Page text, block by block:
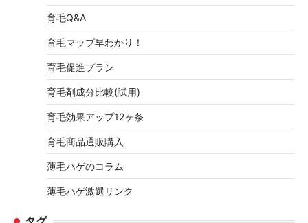
育毛Q&A
育毛マップ早わかり！
育毛促進プラン
育毛剤成分比較(試用)
育毛効果アップ12ヶ条
育毛商品通販購入
薄毛ハゲのコラム
薄毛ハゲ激選リンク